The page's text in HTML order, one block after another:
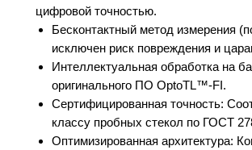
цифровой точностью.
Бесконтактный метод измерения
исключен риск повреждения и
Интеллектуальная обработка на
оригинального ПО OptoTL™-FI.
Сертифицированная точность:
классу пробных стекол по ГОСТ
Оптимизированная архитектура: